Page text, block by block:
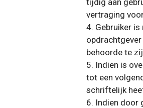
tijdig aan
vertraging
4. Gebruiker
behoorde te
5. Indien is
tot een
schriftelijk
6. Indien door